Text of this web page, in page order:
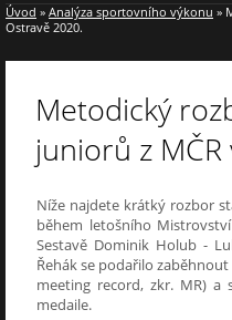
Úvod » Analýza sportovního výkonu »
Ostravě 2020.
Metodický
juniorů z
Níže najdete krátký rozbor
během letošního
Sestavě Dominik Holub -
Řehák se podařilo
meeting record, zkr. MR) a
medaile.